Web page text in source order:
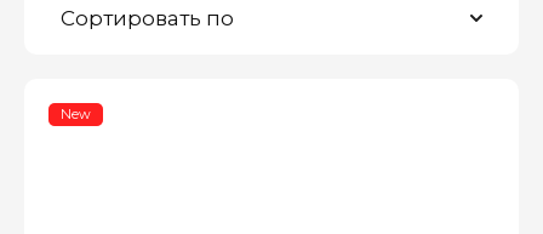
Сортировать по
New